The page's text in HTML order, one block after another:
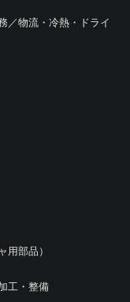
／物流・冷熱・ドライ
用部品）
工・整備